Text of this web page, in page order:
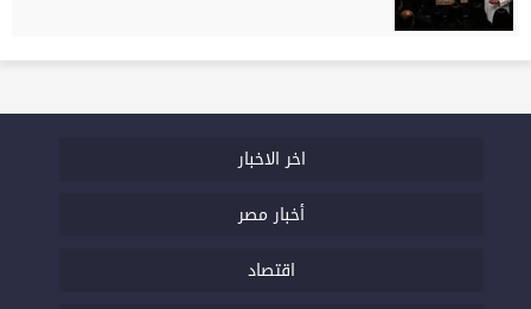
اخر الاخبار
أخبار مصر
اقتصاد